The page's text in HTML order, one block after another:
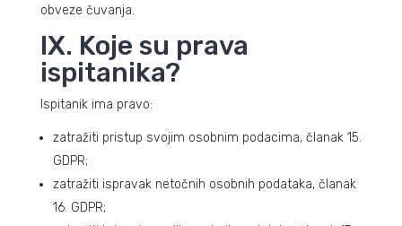
obveze čuvanja.
IX. Koje su prava
ispitanika?
Ispitanik ima pravo:
zatražiti pristup svojim osobnim podacima, članak 15.
GDPR;
zatražiti ispravak netočnih osobnih podataka, članak
16. GDPR;